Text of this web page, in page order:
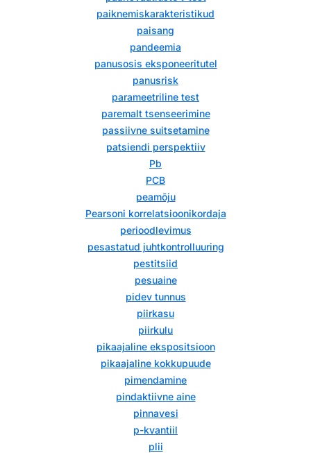
paiknemiskarakteristikud
paisang
pandeemia
panusosis eksponeeritutel
panusrisk
parameetriline test
paremalt tsenseerimine
passiivne suitsetamine
patsiendi perspektiiv
Pb
PCB
peamõju
Pearsoni korrelatsioonikordaja
perioodlevimus
pesastatud juhtkontrolluuring
pestitsiid
pesuaine
pidev tunnus
piirkasu
piirkulu
pikaajaline ekspositsioon
pikaajaline kokkupuude
pimendamine
pindaktiivne aine
pinnavesi
p-kvantiil
plii